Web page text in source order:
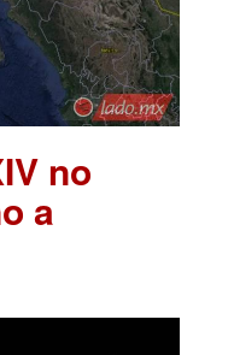
no
a